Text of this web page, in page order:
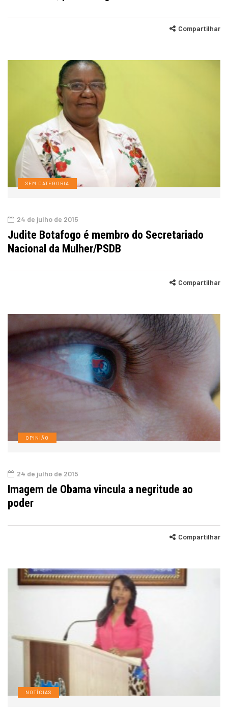
Compartilhar
SEM CATEGORIA
24 de julho de 2015
Judite Botafogo é membro do Secretariado
Nacional da Mulher/PSDB
Compartilhar
OPINIÃO
24 de julho de 2015
Imagem de Obama vincula a negritude ao
poder
Compartilhar
NOTÍCIAS